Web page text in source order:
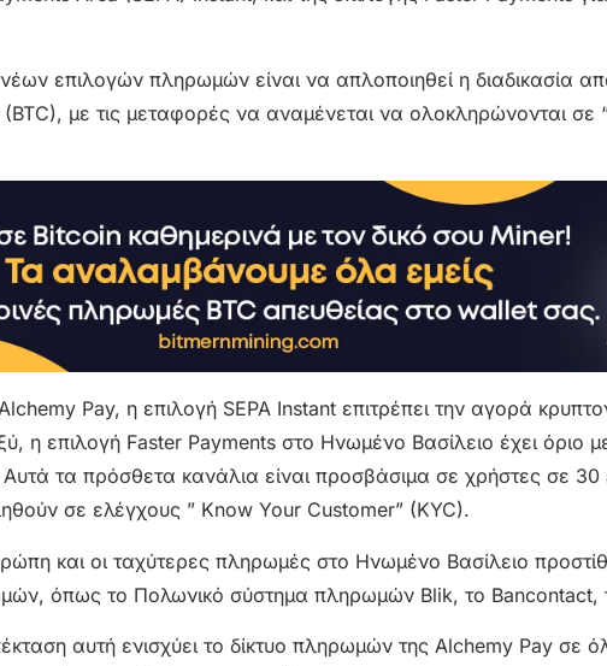
επιλογών πληρωμών είναι να απλοποιηθεί η διαδικασία
με τις μεταφορές να αναμένεται να ολοκληρώνονται σε
Pay, η επιλογή SEPA Instant επιτρέπει την αγορά
η επιλογή Faster Payments στο Ηνωμένο Βασίλειο έχει όριο
τα πρόσθετα κανάλια είναι προσβάσιμα σε χρήστες σε
σε ελέγχους ” Know Your Customer” (KYC).
και οι ταχύτερες πληρωμές στο Ηνωμένο Βασίλειο
όπως το Πολωνικό σύστημα πληρωμών Blik, το Bancontact,
αυτή ενισχύει το δίκτυο πληρωμών της Alchemy Pay σε